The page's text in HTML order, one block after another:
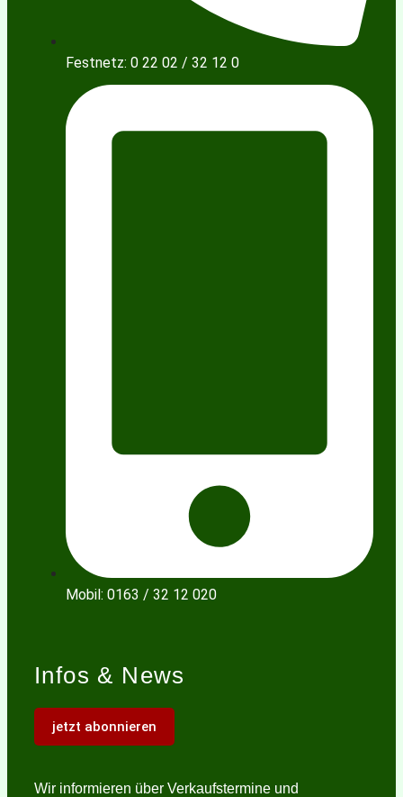
Festnetz: 0 22 02 / 32 12 0
Mobil: 0163 / 32 12 020
Infos & News
jetzt abonnieren
Wir informieren über Verkaufstermine und